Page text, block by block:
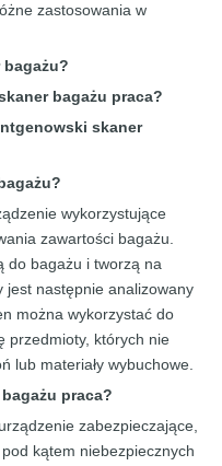
zastosowania w
?
bagażu praca?
skaner
?
wykorzystujące
zawartości bagażu.
do bagażu i tworzą na
jest następnie analizowany
można wykorzystać do
przedmioty, których nie
lub materiały wybuchowe.
praca?
zabezpieczające,
kątem niebezpiecznych